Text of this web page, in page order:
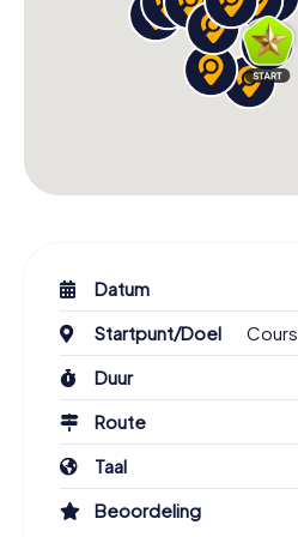
Datum
Startpunt/Doel
Duur
Route
Taal
Beoordeling